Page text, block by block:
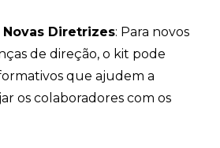
Diretrizes: Para novos
de direção, o kit pode
que ajudem a
os colaboradores com os